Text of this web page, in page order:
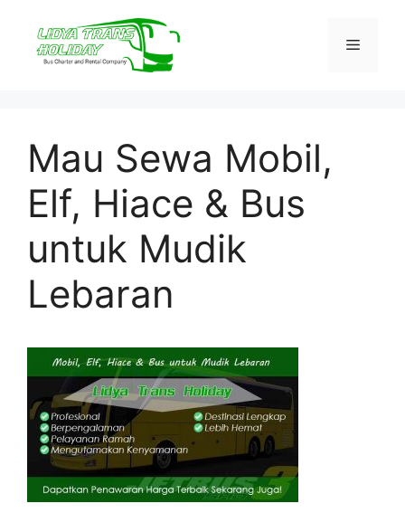
content
Menu
Mau Sewa Mobil,
Elf, Hiace & Bus
untuk Mudik
Lebaran